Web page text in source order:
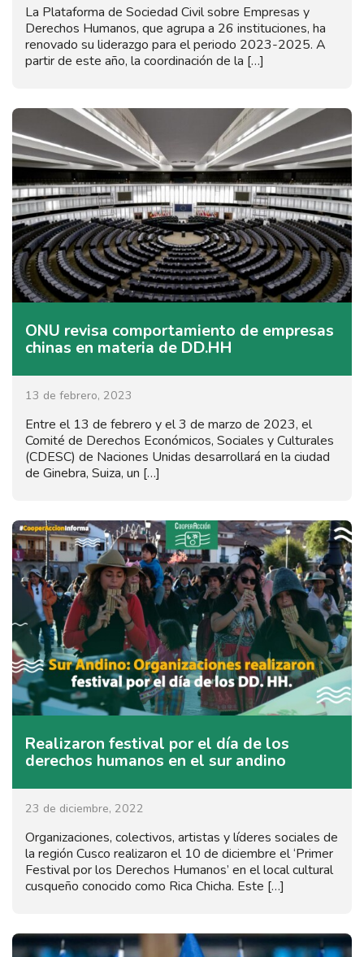
La Plataforma de Sociedad Civil sobre Empresas y
Derechos Humanos, que agrupa a 26 instituciones, ha
renovado su liderazgo para el periodo 2023-2025. A
partir de este año, la coordinación de la […]
ONU revisa comportamiento de empresas
chinas en materia de DD.HH
13 de febrero, 2023
Entre el 13 de febrero y el 3 de marzo de 2023, el
Comité de Derechos Económicos, Sociales y Culturales
(CDESC) de Naciones Unidas desarrollará en la ciudad
de Ginebra, Suiza, un […]
Realizaron festival por el día de los
derechos humanos en el sur andino
23 de diciembre, 2022
Organizaciones, colectivos, artistas y líderes sociales de
la región Cusco realizaron el 10 de diciembre el ‘Primer
Festival por los Derechos Humanos’ en el local cultural
cusqueño conocido como Rica Chicha. Este […]